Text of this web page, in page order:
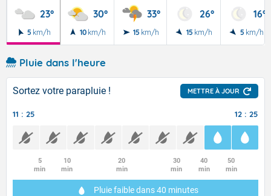
23°
5 km/h
30°
10 km/h
33°
15 km/h
26°
15 km/h
16°
5 km/h
Pluie dans l'heure
Sortez votre parapluie ! METTRE À JOUR
11 : 25 12 : 25
5
min
10
min
20
min
30
min
40
min
50
min
Pluie faibledans 40 minutes